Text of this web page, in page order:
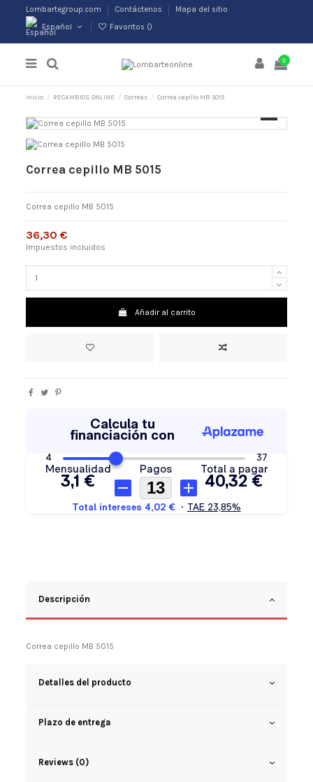
Lombartegroup.com Contáctenos
Mapa del sitio
Español
Favoritos ()
0
Inicio RECAMBIOS ONLINE Correas Correa cepillo MB 5015
Correa cepillo MB 5015
Correa cepillo MB 5015
36,30 €
Impuestos incluidos
Añadir al carrito
Descripción
Correa cepillo MB 5015
Detalles del producto
Plazo de entrega
Reviews (0)